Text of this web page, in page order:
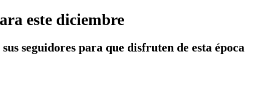
este diciembre
seguidores para que disfruten de esta época